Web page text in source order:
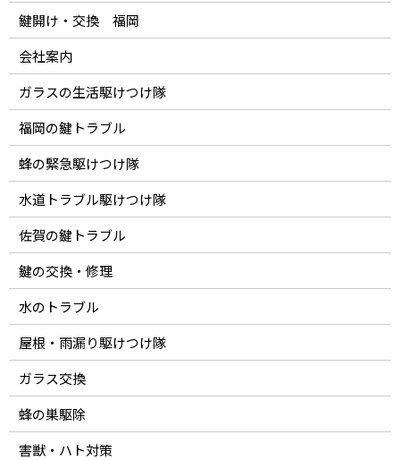
鍵開け・交換 福岡
会社案内
ガラスの生活駆けつけ隊
福岡の鍵トラブル
蜂の緊急駆けつけ隊
水道トラブル駆けつけ隊
佐賀の鍵トラブル
鍵の交換・修理
水のトラブル
屋根・雨漏り駆けつけ隊
ガラス交換
蜂の巣駆除
害獣・ハト対策